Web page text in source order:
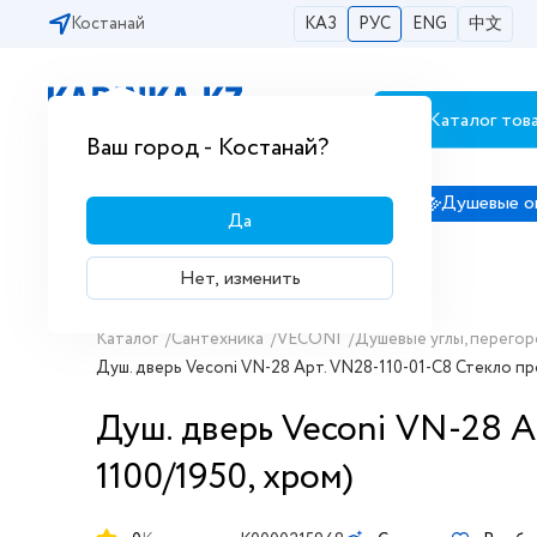
Костанай КАЗ РУС ENG 中文
Ваш город - Костанай?
Да
Нет, изменить
Бесплатная доставка по городам РК
Каталог
Сантехника Душевые кабины Душевые
Каталог /Сантехника /VECONI /Душевые углы,
Душ. дверь Veconi VN-28 Арт. VN28-110-01-C8 Стекло
Душ. дверь Veconi VN-28
1100/1950, хром)